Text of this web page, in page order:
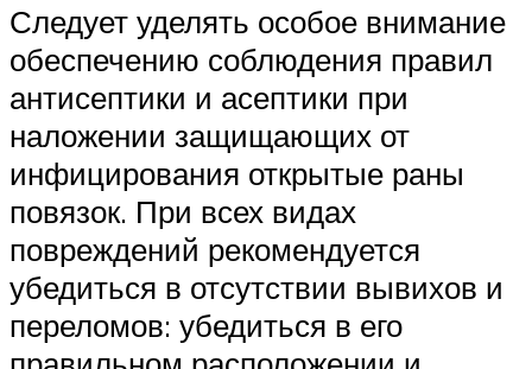
Следует уделять особое внимание
обеспечению соблюдения правил
антисептики и асептики при
наложении защищающих от
инфицирования открытые раны
повязок. При всех видах
повреждений рекомендуется
убедиться в отсутствии вывихов и
переломов: убедиться в его